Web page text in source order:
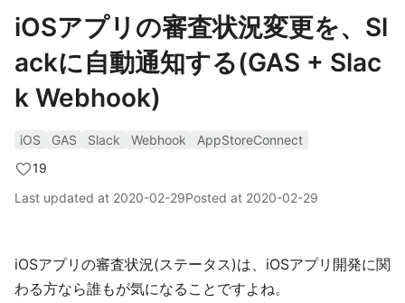
iOSアプリの審査状況変更を、Sl
ackに自動通知する(GAS + Slac
k Webhook)
iOS GAS Slack Webhook
AppStoreConnect
19
Last updated at 2020-02-29Posted at 2020-02-29
iOSアプリの審査状況(ステータス)は、iOSアプリ開発に関
わる方なら誰もが気になることですよね。